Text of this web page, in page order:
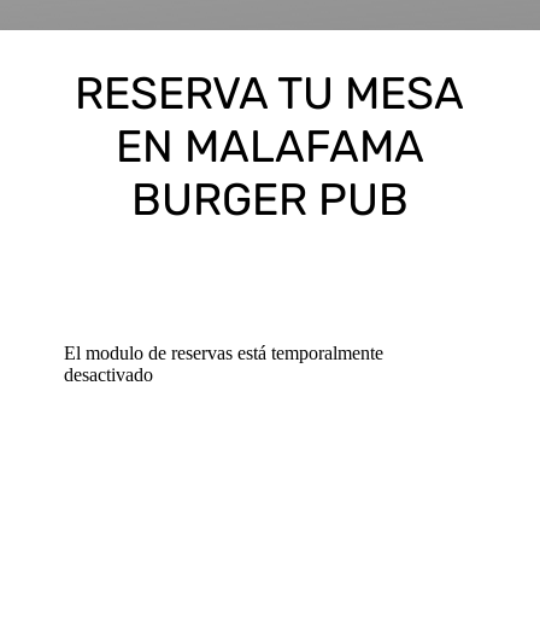
RESERVA TU MESA
EN MALAFAMA
BURGER PUB